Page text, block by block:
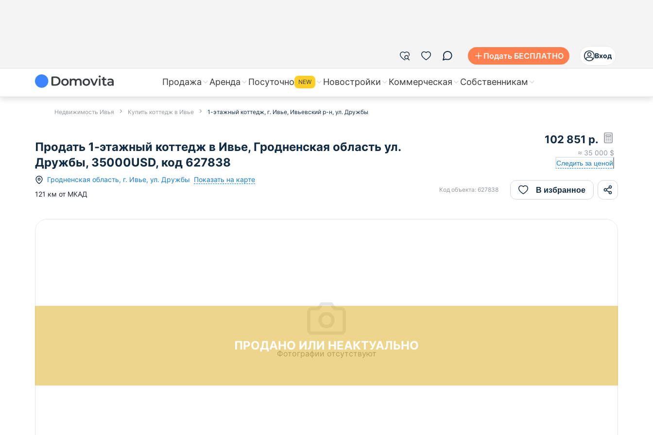
Подать БЕСПЛАТНО Вход
Продажа Аренда Посуточно NEW Новостройки Коммерческая Собственникам
Недвижимость Ивья Купить коттедж в Ивье 1-этажный коттедж, г. Ивье, Ивьевский р-н, ул. Дружбы
Продать 1-этажный коттедж в Ивье, Гродненская область ул.
Дружбы, 35000USD, код 627838
Гродненская область, г. Ивье, ул. Дружбы Показать на карте
121 км от МКАД
102 851 р.
≈ 35 000 $
Следить за ценой
Код объекта: 627838 В избранное
ПРОДАНО ИЛИ НЕАКТУАЛЬНО
Фотографии отсутствуют